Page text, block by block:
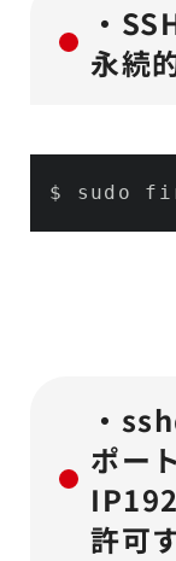
・
永続
$ sudo
・
ポー
許可